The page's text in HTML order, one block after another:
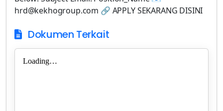
hrd@kekhogroup.com 🔗 APPLY SEKARANG DISINI
Dokumen Terkait